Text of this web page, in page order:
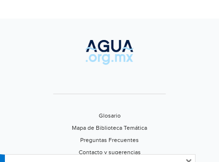
Glosario
Mapa de Biblioteca Temática
Preguntas Frecuentes
Contacto y sugerencias